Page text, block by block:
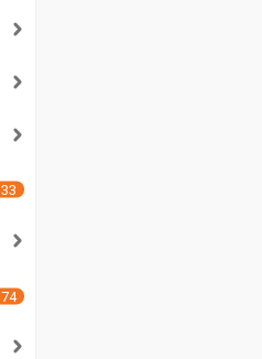
33
74